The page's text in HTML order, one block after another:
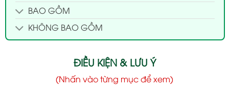
BAO GỒM
KHÔNG BAO GỒM
ĐIỀU KIỆN & LƯU Ý
(Nhấn vào từng mục để xem)